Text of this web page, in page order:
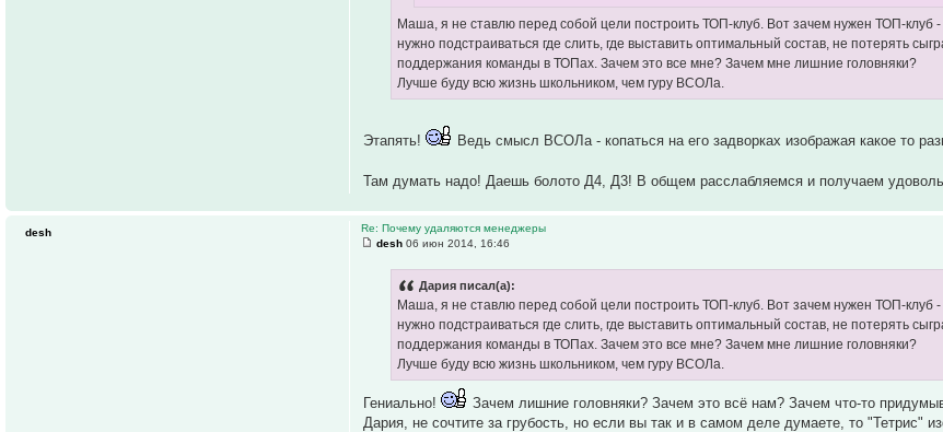
Маша, я не ставлю перед собой цели построить ТОП-клуб. Вот зачем нужен ТОП-клуб
нужно подстраиваться где слить, где выставить оптимальный состав, не потерять
поддержания команды в ТОПах. Зачем это все мне? Зачем мне лишние головняки?
Лучше буду всю жизнь школьником, чем гуру ВСОЛа.
Этапять! Ведь смысл ВСОЛа - копаться на его задворках изображая какое то
Там думать надо! Даешь болото Д4, Д3! В общем расслабляемся и получаем
Re: Почему удаляются менеджеры
desh 06 июн 2014, 16:46
Дария писал(а):
Маша, я не ставлю перед собой цели построить ТОП-клуб. Вот зачем нужен ТОП-клуб
нужно подстраиваться где слить, где выставить оптимальный состав, не потерять
поддержания команды в ТОПах. Зачем это все мне? Зачем мне лишние головняки?
Лучше буду всю жизнь школьником, чем гуру ВСОЛа.
Гениально!
Зачем лишние головняки? Зачем это всё нам? Зачем что-то
Дария, не сочтите за грубость, но если вы так и в самом деле думаете, то "Тетрис"
desh